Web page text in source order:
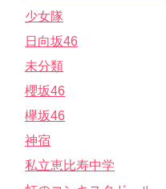
少女隊
日向坂46
未分類
櫻坂46
欅坂46
神宿
私立恵比寿中学